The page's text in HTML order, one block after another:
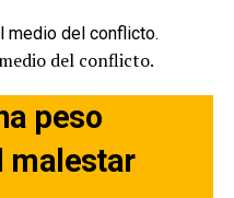
del conflicto.
peso
malestar